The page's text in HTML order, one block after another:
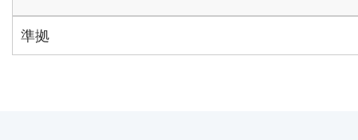
準拠